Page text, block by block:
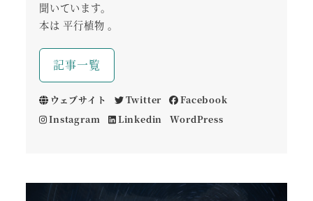
聞いています。
本は 平行植物 。
記事一覧
ウェブサイト Twitter
Facebook
Instagram
Linkedin WordPress